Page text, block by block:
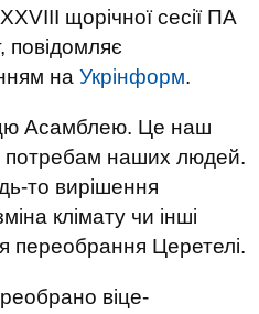
щорічної сесії ПА
на Укрінформ.
Асамблею. Це наш
потребам наших людей.
то вирішення
клімату чи інші
переобрання Церетелі.
віце-